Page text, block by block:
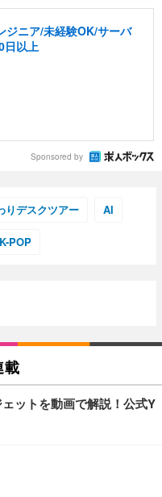
ジニア/未経験OK/サーバ
日以上
Sponsored by
りデスクツアー AI
K-POP
載
ットを動画で解説！公式Y